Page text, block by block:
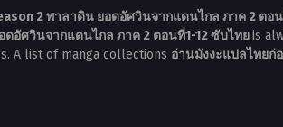
2 พาลาดิน ยอดอัศวินจากแดนไกล ภาค 2 ตอ
ดอัศวินจากแดนไกล ภาค 2 ตอนที่1-12 ซับไทยis
A list of manga collections อ่านมังงะแปลไทยก่